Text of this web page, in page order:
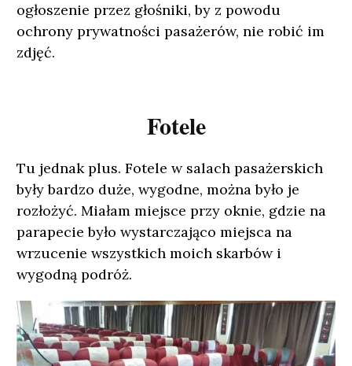
ogłoszenie przez głośniki, by z powodu
ochrony prywatności pasażerów, nie robić im
zdjęć.
Fotele
Tu jednak plus. Fotele w salach pasażerskich
były bardzo duże, wygodne, można było je
rozłożyć. Miałam miejsce przy oknie, gdzie na
parapecie było wystarczająco miejsca na
wrzucenie wszystkich moich skarbów i
wygodną podróż.